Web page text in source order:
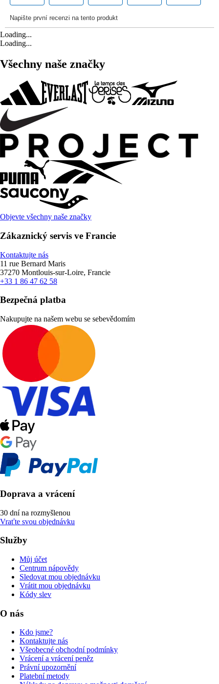
Loading...
Loading...
Všechny naše značky
Objevte všechny naše značky
Zákaznický servis ve Francie
Kontaktujte nás
11 rue Bernard Maris
37270 Montlouis-sur-Loire, Francie
+33 1 86 47 62 58
Bezpečná platba
Nakupujte na našem webu se sebevědomím
Doprava a vrácení
30 dní na rozmyšlenou
Vraťte svou objednávku
Služby
Můj účet
Centrum nápovědy
Sledovat mou objednávku
Vrátit mou objednávku
Kódy slev
O nás
Kdo jsme?
Kontaktujte nás
Všeobecné obchodní podmínky
Vrácení a vrácení peněz
Právní upozornění
Platební metody